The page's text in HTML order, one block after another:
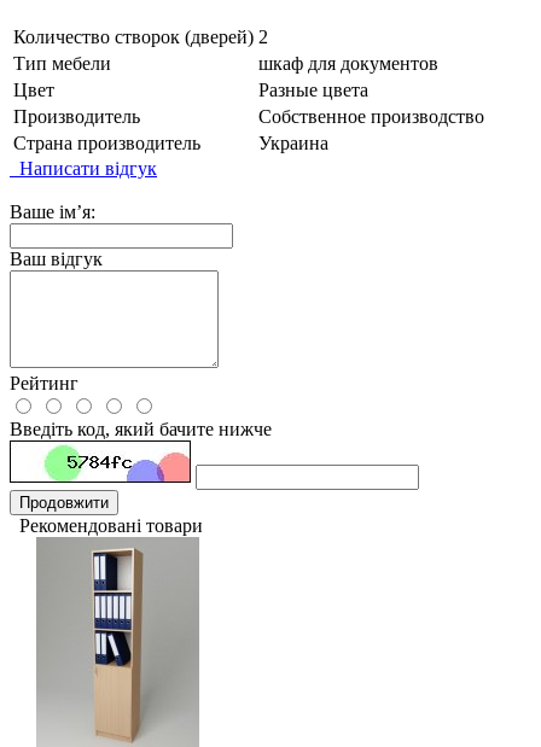
Количество створок (дверей) 2
Тип мебели
шкаф для документов
Цвет
Разные цвета
Производитель
Собственное производство
Страна производитель
Украина
Написати відгук
Ваше ім’я:
Ваш відгук
Рейтинг
Введіть код, який бачите нижче
Продовжити
Рекомендовані товари